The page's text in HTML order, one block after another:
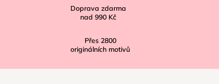
Doprava zdarma
nad 990 Kč
Přes 2800
originálních motivů